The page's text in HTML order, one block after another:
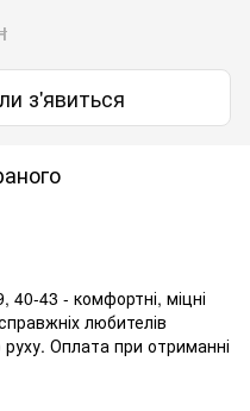
з'явиться
43 - комфортні, міцні
любителів
руху. Оплата при отриманні